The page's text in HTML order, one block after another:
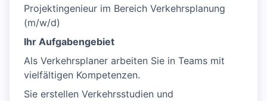
Projektingenieur im Bereich Verkehrsplanung
(m/w/d)
Ihr Aufgabengebiet
Als Verkehrsplaner arbeiten Sie in Teams mit
vielfältigen Kompetenzen.
Sie erstellen Verkehrsstudien und